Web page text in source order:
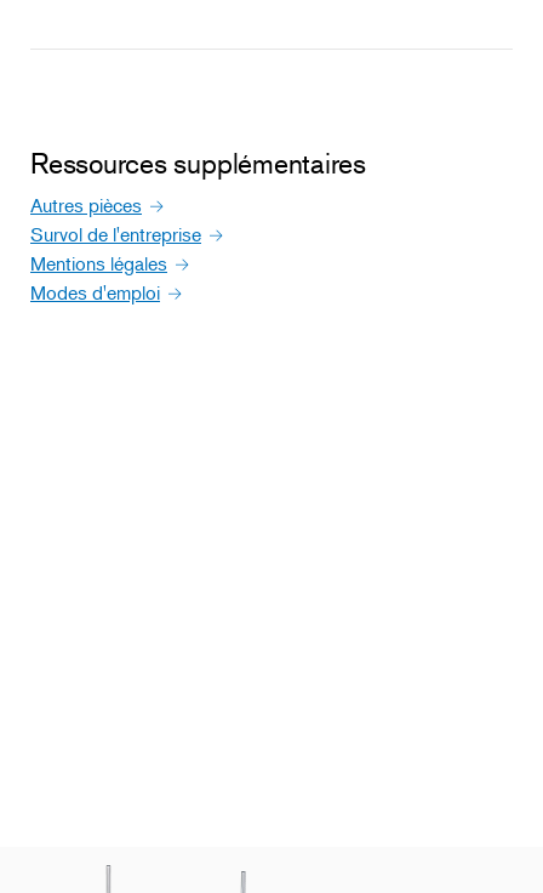
Ressources supplémentaires
Autres pièces
Survol de l'entreprise
Mentions légales
Modes d'emploi